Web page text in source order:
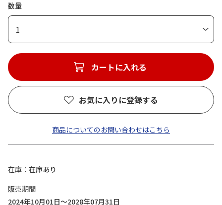
数量
1
カートに入れる
お気に入りに登録する
商品についてのお問い合わせはこちら
在庫
在庫あり
販売期間
2024年10月01日～2028年07月31日